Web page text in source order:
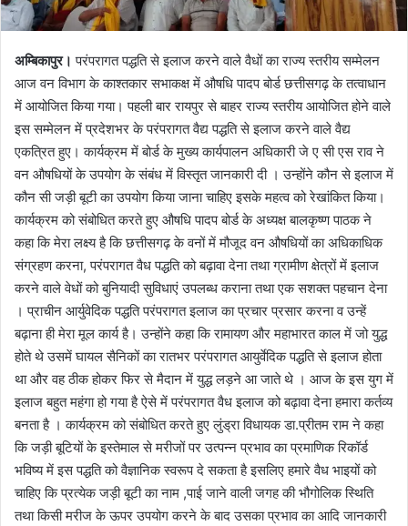
अम्बिकापुर। परंपरागत पद्धति से इलाज करने वाले वैधों का राज्य स्तरीय सम्मेलन
आज वन विभाग के काश्तकार सभाकक्ष में औषधि पादप बोर्ड छत्तीसगढ़ के तत्वाधान
में आयोजित किया गया। पहली बार रायपुर से बाहर राज्य स्तरीय आयोजित होने वाले
इस सम्मेलन में प्रदेशभर के परंपरागत वैद्य पद्धति से इलाज करने वाले वैद्य
एकत्रित हुए। कार्यक्रम में बोर्ड के मुख्य कार्यपालन अधिकारी जे ए सी एस राव ने
वन औषधियों के उपयोग के संबंध में विस्तृत जानकारी दी । उन्होंने कौन से इलाज में
कौन सी जड़ी बूटी का उपयोग किया जाना चाहिए इसके महत्व को रेखांकित किया।
कार्यक्रम को संबोधित करते हुए औषधि पादप बोर्ड के अध्यक्ष बालकृष्ण पाठक ने
कहा कि मेरा लक्ष्य है कि छत्तीसगढ़ के वनों में मौजूद वन औषधियों का अधिकाधिक
संग्रहण करना, परंपरागत वैध पद्धति को बढ़ावा देना तथा ग्रामीण क्षेत्रों में इलाज
करने वाले वेधों को बुनियादी सुविधाएं उपलब्ध कराना तथा एक सशक्त पहचान देना
। प्राचीन आर्युवेदिक पद्धति परंपरागत इलाज का प्रचार प्रसार करना व उन्हें
बढ़ाना ही मेरा मूल कार्य है। उन्होंने कहा कि रामायण और महाभारत काल में जो युद्ध
होते थे उसमें घायल सैनिकों का रातभर परंपरागत आयुर्वेदिक पद्धति से इलाज होता
था और वह ठीक होकर फिर से मैदान में युद्ध लड़ने आ जाते थे । आज के इस युग में
इलाज बहुत महंगा हो गया है ऐसे में परंपरागत वैध इलाज को बढ़ावा देना हमारा कर्तव्य
बनता है । कार्यक्रम को संबोधित करते हुए लुंड्रा विधायक डा.प्रीतम राम ने कहा
कि जड़ी बूटियों के इस्तेमाल से मरीजों पर उत्पन्न प्रभाव का प्रमाणिक रिकॉर्ड
भविष्य में इस पद्धति को वैज्ञानिक स्वरूप दे सकता है इसलिए हमारे वैध भाइयों को
चाहिए कि प्रत्येक जड़ी बूटी का नाम ,पाई जाने वाली जगह की भौगोलिक स्थिति
तथा किसी मरीज के ऊपर उपयोग करने के बाद उसका प्रभाव का आदि जानकारी